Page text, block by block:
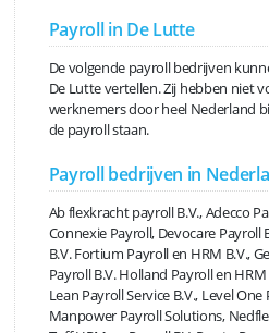
Payroll in De Lutte
De volgende payroll bedrijven
De Lutte vertellen. Zij hebben niet
werknemers door heel Nederland
de payroll staan.
Payroll bedrijven in
Ab flexkracht payroll B.V., Adecco
Connexie Payroll, Devocare Payroll
B.V. Fortium Payroll en HRM B.V.,
Payroll B.V. Holland Payroll en
Lean Payroll Service B.V., Level
Manpower Payroll Solutions,